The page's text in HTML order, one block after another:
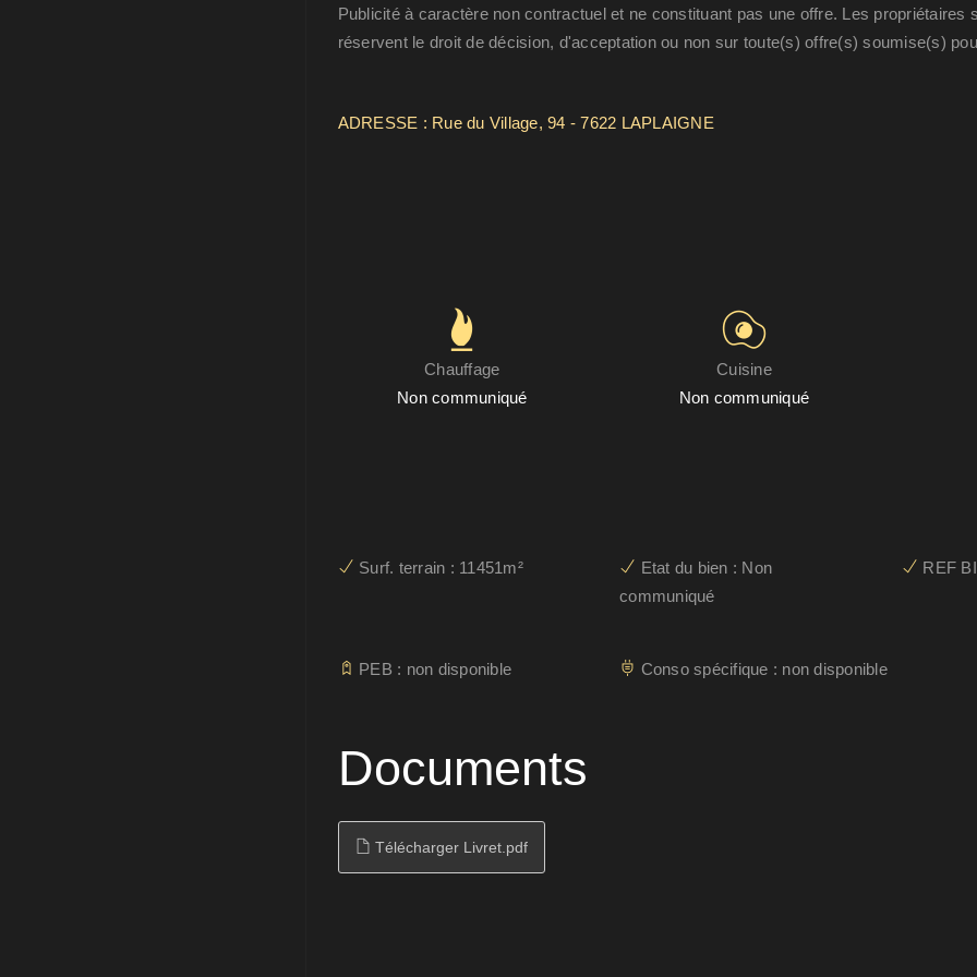
Publicité à caractère non contractuel et ne constituant pas une offre. Les propriétaires
réservent le droit de décision, d'acceptation ou non sur toute(s) offre(s) soumise(s)
ADRESSE : Rue du Village, 94 - 7622 LAPLAIGNE
Chauffage
Non communiqué
Cuisine
Non communiqué
Surf. terrain : 11451m²
Etat du bien : Non
communiqué
REF
PEB : non disponible Conso spécifique : non disponible
Documents
Télécharger Livret.pdf